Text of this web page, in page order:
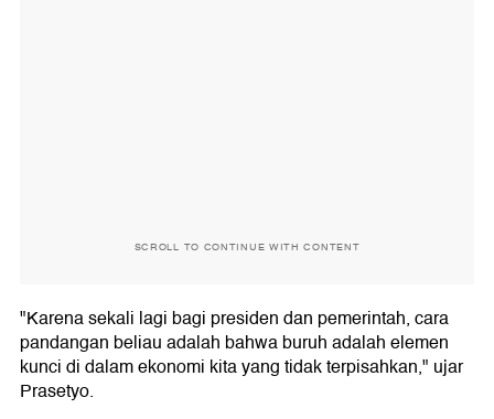
SCROLL TO CONTINUE WITH CONTENT
"Karena sekali lagi bagi presiden dan pemerintah, cara
pandangan beliau adalah bahwa buruh adalah elemen
kunci di dalam ekonomi kita yang tidak terpisahkan," ujar
Prasetyo.